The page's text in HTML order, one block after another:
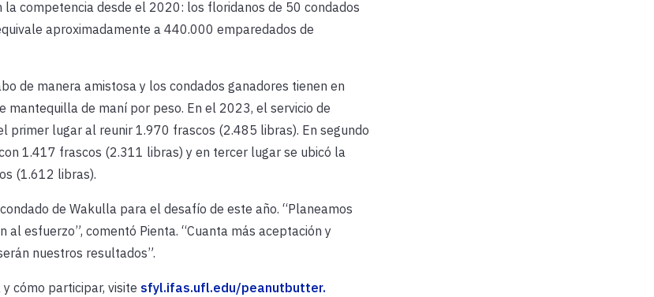
competencia desde el 2020: los floridanos de 50 condados
aproximadamente a 440.000 emparedados de
de manera amistosa y los condados ganadores tienen en
de maní por peso. En el 2023, el servicio de
primer lugar al reunir 1.970 frascos (2.485 libras). En segundo
1.417 frascos (2.311 libras) y en tercer lugar se ubicó la
(1.612 libras).
de Wakulla para el desafío de este año. “Planeamos
esfuerzo”, comentó Pienta. “Cuanta más aceptación y
nuestros resultados”.
cómo participar, visite sfyl.ifas.ufl.edu/peanutbutter.